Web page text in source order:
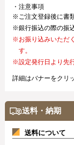
・注意事項
※ご注文登録後に書
※銀行振込の際の振
※お振り込みいただ
す。
※設定発行日より先
詳細はバナーをクリ
送料・納期
送料について